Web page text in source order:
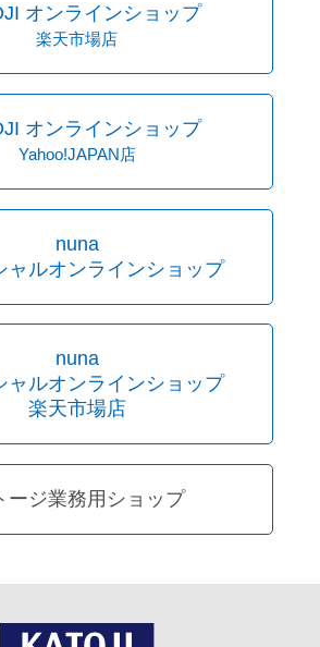
オンラインショップ
楽天市場店
オンラインショップ
Yahoo!JAPAN店
nuna
ャルオンラインショップ
nuna
ャルオンラインショップ
楽天市場店
ージ業務用ショップ